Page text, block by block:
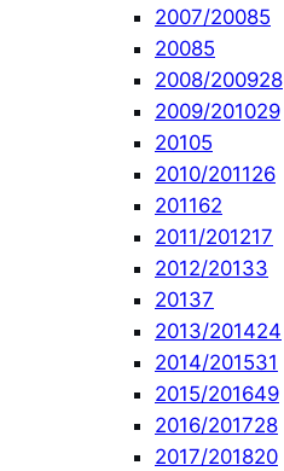
2007/20085
20085
2008/200928
2009/201029
20105
2010/201126
201162
2011/201217
2012/20133
20137
2013/201424
2014/201531
2015/201649
2016/201728
2017/201820